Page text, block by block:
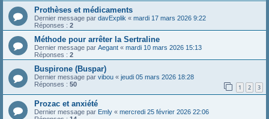
Prothèses et médicaments
Dernier message par davExplik « mardi 17 mars 2026 9:22
Réponses : 2
Méthode pour arrêter la Sertraline
Dernier message par Aegant « mardi 10 mars 2026 15:13
Réponses : 2
Buspirone (Buspar)
Dernier message par vibou « jeudi 05 mars 2026 18:28
Réponses : 50 1 2 3
Prozac et anxiété
Dernier message par Emly « mercredi 25 février 2026 22:06